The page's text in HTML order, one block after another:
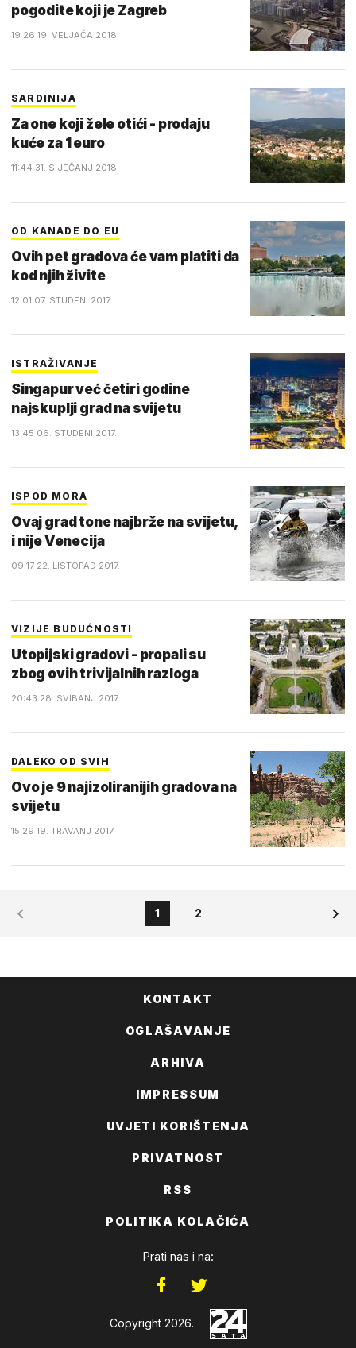
pogodite koji je Zagreb
19:26 19. VELJAČA 2018.
SARDINIJA
Za one koji žele otići - prodaju
kuće za 1 euro
11:44 31. SIJEČANJ 2018.
OD KANADE DO EU
Ovih pet gradova će vam platiti da
kod njih živite
12:01 07. STUDENI 2017.
ISTRAŽIVANJE
Singapur već četiri godine
najskuplji grad na svijetu
13:45 06. STUDENI 2017.
ISPOD MORA
Ovaj grad tone najbrže na svijetu,
i nije Venecija
09:17 22. LISTOPAD 2017.
VIZIJE BUDUĆNOSTI
Utopijski gradovi - propali su
zbog ovih trivijalnih razloga
20:43 28. SVIBANJ 2017.
DALEKO OD SVIH
Ovo je 9 najizoliranijih gradova na
svijetu
15:29 19. TRAVANJ 2017.
1 2
KONTAKT
OGLAŠAVANJE
ARHIVA
IMPRESSUM
UVJETI KORIŠTENJA
PRIVATNOST
RSS
POLITIKA KOLAČIĆA
Prati nas i na:
Copyright 2026.